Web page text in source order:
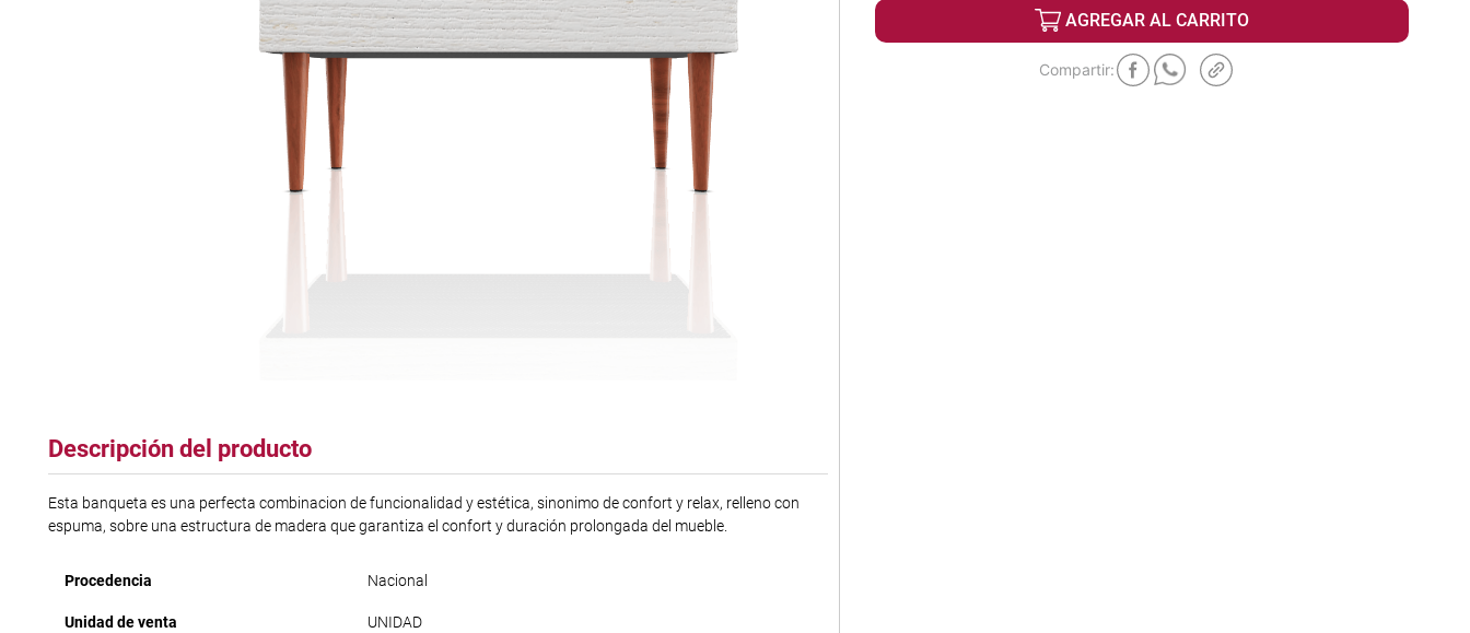
Descripción del producto
Esta banqueta es una perfecta combinacion de funcionalidad y estética, sinonimo de confort y relax, relleno con
espuma, sobre una estructura de madera que garantiza el confort y duración prolongada del mueble.
Procedencia Nacional
Unidad de venta
UNIDAD
AGREGAR AL CARRITO
tapete